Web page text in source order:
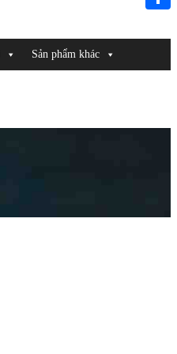
Sản phẩm khác